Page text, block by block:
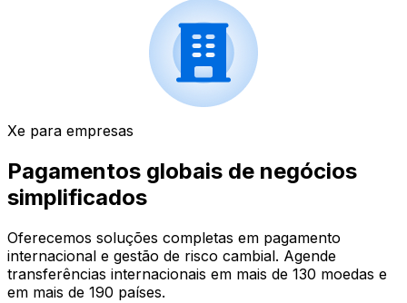
Xe para empresas
Pagamentos globais de negócios
simplificados
Oferecemos soluções completas em pagamento
internacional e gestão de risco cambial. Agende
transferências internacionais em mais de 130 moedas e
em mais de 190 países.